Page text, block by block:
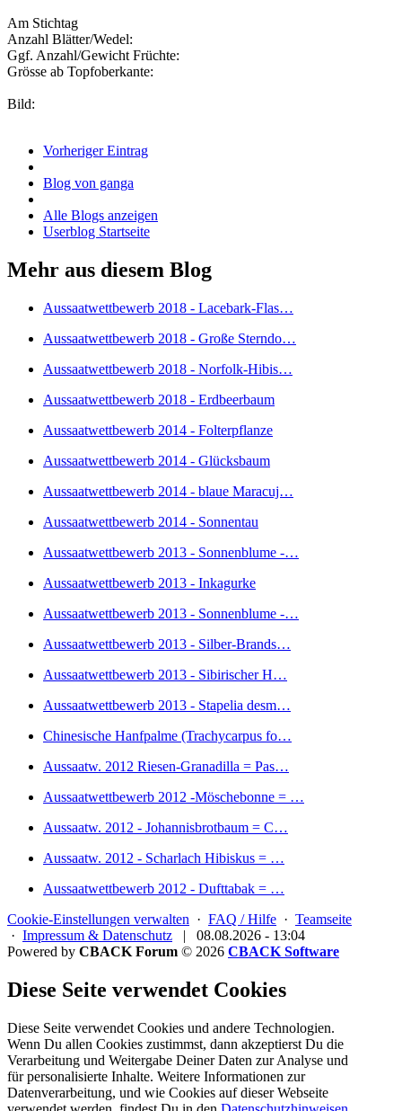
Am Stichtag
Anzahl Blätter/Wedel:
Ggf. Anzahl/Gewicht Früchte:
Grösse ab Topfoberkante:
Bild:
Vorheriger Eintrag
Blog von ganga
Alle Blogs anzeigen
Userblog Startseite
Mehr aus diesem Blog
Aussaatwettbewerb 2018 - Lacebark-Flas…
Aussaatwettbewerb 2018 - Große Sterndo…
Aussaatwettbewerb 2018 - Norfolk-Hibis…
Aussaatwettbewerb 2018 - Erdbeerbaum
Aussaatwettbewerb 2014 - Folterpflanze
Aussaatwettbewerb 2014 - Glücksbaum
Aussaatwettbewerb 2014 - blaue Maracuj…
Aussaatwettbewerb 2014 - Sonnentau
Aussaatwettbewerb 2013 - Sonnenblume -…
Aussaatwettbewerb 2013 - Inkagurke
Aussaatwettbewerb 2013 - Sonnenblume -…
Aussaatwettbewerb 2013 - Silber-Brands…
Aussaatwettbewerb 2013 - Sibirischer H…
Aussaatwettbewerb 2013 - Stapelia desm…
Chinesische Hanfpalme (Trachycarpus fo…
Aussaatw. 2012 Riesen-Granadilla = Pas…
Aussaatwettbewerb 2012 -Möschebonne = …
Aussaatw. 2012 - Johannisbrotbaum = C…
Aussaatw. 2012 - Scharlach Hibiskus = …
Aussaatwettbewerb 2012 - Dufttabak = …
Cookie-Einstellungen verwalten · FAQ / Hilfe · Teamseite
· Impressum & Datenschutz |
08.08.2026 - 13:04
Powered by CBACK Forum © 2026 CBACK Software
Diese Seite verwendet Cookies
Diese Seite verwendet Cookies und andere Technologien.
Wenn Du allen Cookies zustimmst, dann akzeptierst Du die
Verarbeitung und Weitergabe Deiner Daten zur Analyse und
für personalisierte Inhalte. Weitere Informationen zur
Datenverarbeitung, und wie Cookies auf dieser Webseite